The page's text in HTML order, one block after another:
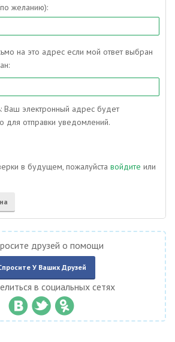
желанию):
на это адрес если мой ответ выбран
Ваш электронный адрес будет
для отправки уведомлений.
в будущем, пожалуйста войдите или
друзей о помощи
У Ваших Друзей
в социальных сетях